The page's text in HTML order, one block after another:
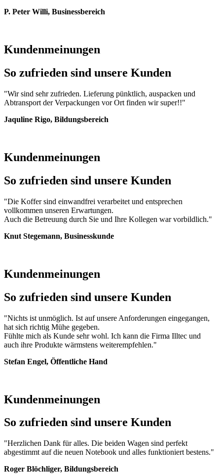
P. Peter Willi, Businessbereich
Kundenmeinungen
So zufrieden sind unsere Kunden
"Wir sind sehr zufrieden. Lieferung pünktlich, auspacken und
Abtransport der Verpackungen vor Ort finden wir super!!"
Jaquline Rigo, Bildungsbereich
Kundenmeinungen
So zufrieden sind unsere Kunden
"Die Koffer sind einwandfrei verarbeitet und entsprechen
vollkommen unseren Erwartungen.
Auch die Betreuung durch Sie und Ihre Kollegen war vorbildlich."
Knut Stegemann, Businesskunde
Kundenmeinungen
So zufrieden sind unsere Kunden
"Nichts ist unmöglich. Ist auf unsere Anforderungen eingegangen,
hat sich richtig Mühe gegeben.
Fühlte mich als Kunde sehr wohl. Ich kann die Firma Illtec und
auch ihre Produkte wärmstens weiterempfehlen."
Stefan Engel, Öffentliche Hand
Kundenmeinungen
So zufrieden sind unsere Kunden
"Herzlichen Dank für alles. Die beiden Wagen sind perfekt
abgestimmt auf die neuen Notebook und alles funktioniert bestens."
Roger Blöchliger, Bildungsbereich